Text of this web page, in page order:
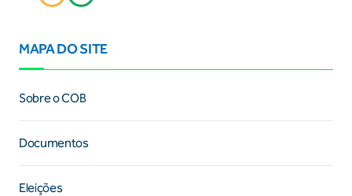
MAPA DO SITE
Sobre o COB
Documentos
Eleições